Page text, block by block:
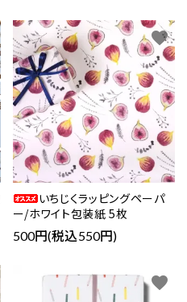
いちじくラッピングペーパ
ー/ホワイト包装紙 5枚
500円(税込550円)
favorite
favorite